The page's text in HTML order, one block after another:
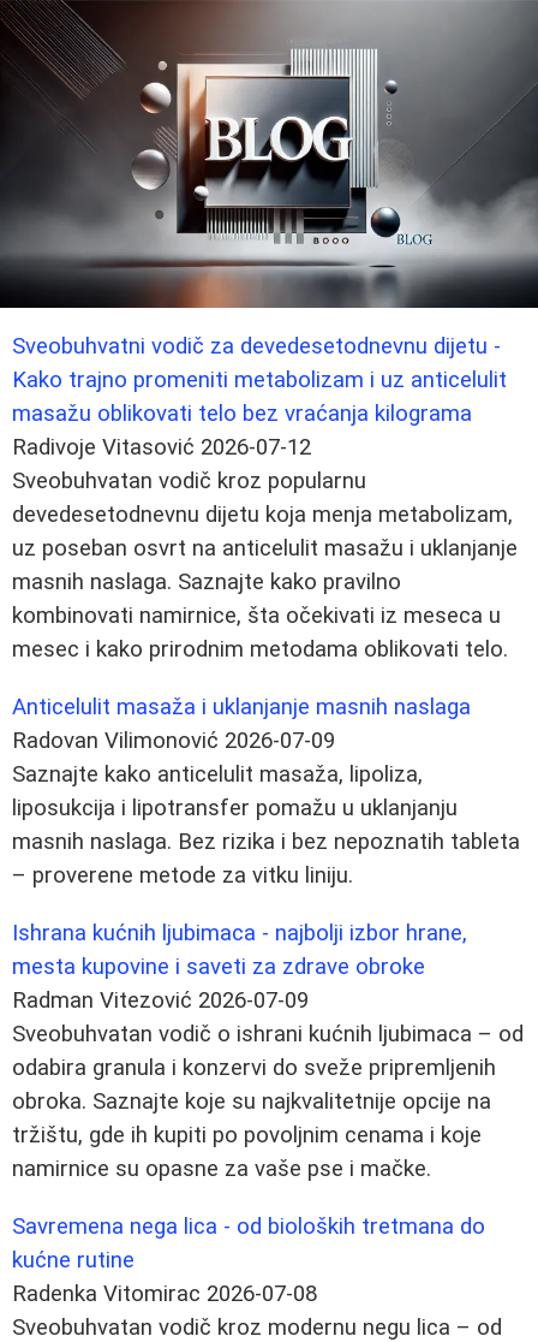
Sveobuhvatni vodič za devedesetodnevnu dijetu -
Kako trajno promeniti metabolizam i uz anticelulit
masažu oblikovati telo bez vraćanja kilograma
Radivoje Vitasović 2026-07-12
Sveobuhvatan vodič kroz popularnu
devedesetodnevnu dijetu koja menja metabolizam,
uz poseban osvrt na anticelulit masažu i uklanjanje
masnih naslaga. Saznajte kako pravilno
kombinovati namirnice, šta očekivati iz meseca u
mesec i kako prirodnim metodama oblikovati telo.
Anticelulit masaža i uklanjanje masnih naslaga
Radovan Vilimonović 2026-07-09
Saznajte kako anticelulit masaža, lipoliza,
liposukcija i lipotransfer pomažu u uklanjanju
masnih naslaga. Bez rizika i bez nepoznatih tableta
– proverene metode za vitku liniju.
Ishrana kućnih ljubimaca - najbolji izbor hrane,
mesta kupovine i saveti za zdrave obroke
Radman Vitezović 2026-07-09
Sveobuhvatan vodič o ishrani kućnih ljubimaca – od
odabira granula i konzervi do sveže pripremljenih
obroka. Saznajte koje su najkvalitetnije opcije na
tržištu, gde ih kupiti po povoljnim cenama i koje
namirnice su opasne za vaše pse i mačke.
Savremena nega lica - od bioloških tretmana do
kućne rutine
Radenka Vitomirac 2026-07-08
Sveobuhvatan vodič kroz modernu negu lica – od